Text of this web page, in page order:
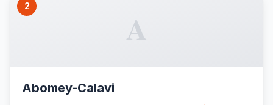
2
A
Abomey-Calavi